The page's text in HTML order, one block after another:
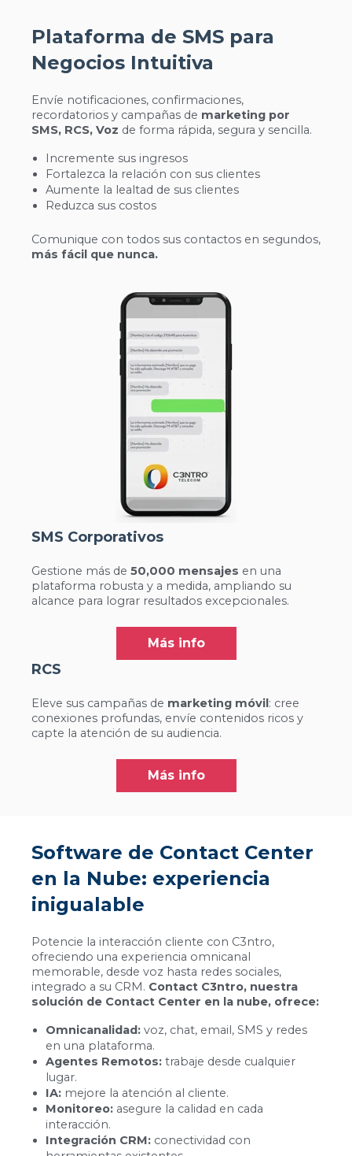
Plataforma de SMS para
Negocios Intuitiva
Envíe notificaciones, confirmaciones,
recordatorios y campañas de marketing por
SMS, RCS, Voz de forma rápida, segura y sencilla.
Incremente sus ingresos
Fortalezca la relación con sus clientes
Aumente la lealtad de sus clientes
Reduzca sus costos
Comunique con todos sus contactos en segundos,
más fácil que nunca.
SMS Corporativos
Gestione más de 50,000 mensajes en una
plataforma robusta y a medida, ampliando su
alcance para lograr resultados excepcionales.
Más info
RCS
Eleve sus campañas de marketing móvil: cree
conexiones profundas, envíe contenidos ricos y
capte la atención de su audiencia.
Más info
Software de Contact Center
en la Nube: experiencia
inigualable
Potencie la interacción cliente con C3ntro,
ofreciendo una experiencia omnicanal
memorable, desde voz hasta redes sociales,
integrado a su CRM. Contact C3ntro, nuestra
solución de Contact Center en la nube, ofrece:
Omnicanalidad:voz, chat, email, SMS y redes
en una plataforma.
Agentes Remotos:trabaje desde cualquier
lugar.
IA: mejore la atención al cliente.
Monitoreo:asegure la calidad en cada
interacción.
Integración CRM:conectividad con